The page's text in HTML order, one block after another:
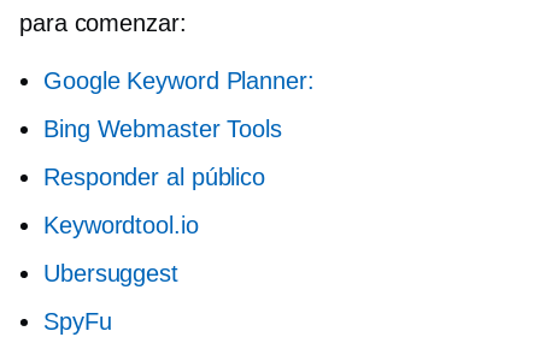
para comenzar:
Google Keyword Planner:
Bing Webmaster Tools
Responder al público
Keywordtool.io
Ubersuggest
SpyFu